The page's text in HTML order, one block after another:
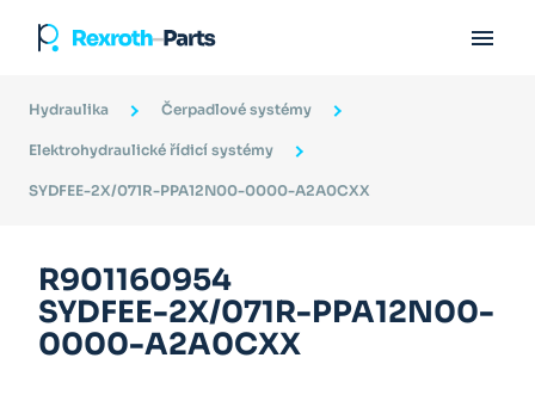

Hydraulika Čerpadlové systémy
Elektrohydraulické řídicí systémy
SYDFEE-2X/071R-PPA12N00-0000-A2A0CXX
R901160954
SYDFEE-2X/071R-PPA12N00-
0000-A2A0CXX